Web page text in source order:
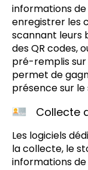
informations
enregistrer les
scannant leurs
des QR codes,
pré-remplis sur
permet de
présence sur le
Collecte
Les logiciels
la collecte, le
informations